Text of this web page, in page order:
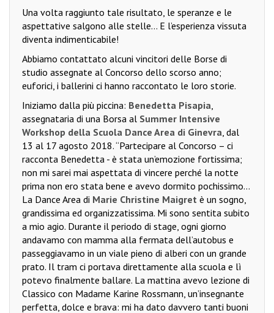
Una volta raggiunto tale risultato, le speranze e le
aspettative salgono alle stelle… E l’esperienza vissuta
diventa indimenticabile!
Abbiamo contattato alcuni vincitori delle Borse di
studio assegnate al Concorso dello scorso anno;
euforici, i ballerini ci hanno raccontato le loro storie.
Iniziamo dalla più piccina: Benedetta Pisapia,
assegnataria di una Borsa al Summer Intensive
Workshop della Scuola Dance Area di Ginevra, dal
13 al 17 agosto 2018. “Partecipare al Concorso – ci
racconta Benedetta - è stata un’emozione fortissima;
non mi sarei mai aspettata di vincere perché la notte
prima non ero stata bene e avevo dormito pochissimo...
La Dance Area di Marie Christine Maigret è un sogno,
grandissima ed organizzatissima. Mi sono sentita subito
a mio agio. Durante il periodo di stage, ogni giorno
andavamo con mamma alla fermata dell’autobus e
passeggiavamo in un viale pieno di alberi con un grande
prato. Il tram ci portava direttamente alla scuola e lì
potevo finalmente ballare. La mattina avevo lezione di
Classico con Madame Karine Rossmann, un’insegnante
perfetta, dolce e brava: mi ha dato davvero tanti buoni